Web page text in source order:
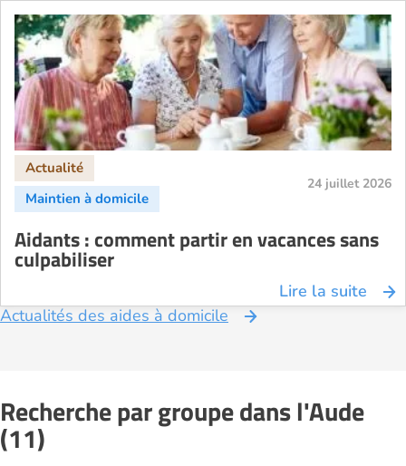
24 juillet 2026
Aidants : comment partir en vacances sans
culpabiliser
Lire la suite
Actualités des aides à domicile
Recherche par groupe dans l'Aude
(11)